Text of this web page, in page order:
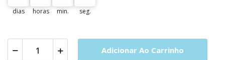
dias horas min. seg.
Adicionar Ao Carrinho